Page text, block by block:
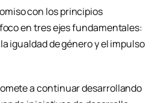
con los principios
en tres ejes fundamentales:
igualdad de género y el impulso
a continuar desarrollando